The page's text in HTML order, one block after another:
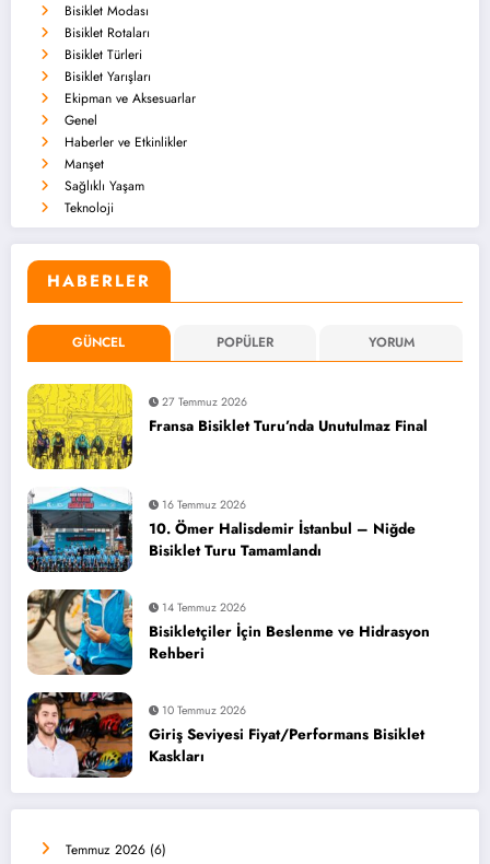
Bisiklet Modası
Bisiklet Rotaları
Bisiklet Türleri
Bisiklet Yarışları
Ekipman ve Aksesuarlar
Genel
Haberler ve Etkinlikler
Manşet
Sağlıklı Yaşam
Teknoloji
HABERLER
GÜNCEL POPÜLER YORUM
27 Temmuz 2026
Fransa Bisiklet Turu’nda Unutulmaz Final
16 Temmuz 2026
10. Ömer Halisdemir İstanbul – Niğde
Bisiklet Turu Tamamlandı
14 Temmuz 2026
Bisikletçiler İçin Beslenme ve Hidrasyon
Rehberi
10 Temmuz 2026
Giriş Seviyesi Fiyat/Performans Bisiklet
Kaskları
Temmuz 2026 (6)